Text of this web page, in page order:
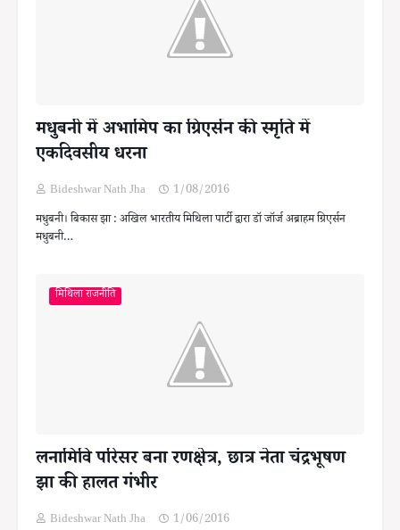
मधुबनी में अभामिप का ग्रिएर्सन की स्मृति में
एकदिवसीय धरना
Bideshwar Nath Jha
1/08/2016
मधुबनी। बिकास झा : अखिल भारतीय मिथिला पार्टी द्वारा डॉ जॉर्ज अब्राहम ग्रिएर्सन
मधुबनी…
मिथिला राजनीति
लनामिवि परिसर बना रणक्षेत्र, छात्र नेता चंद्रभूषण
झा की हालत गंभीर
Bideshwar Nath Jha 1/06/2016